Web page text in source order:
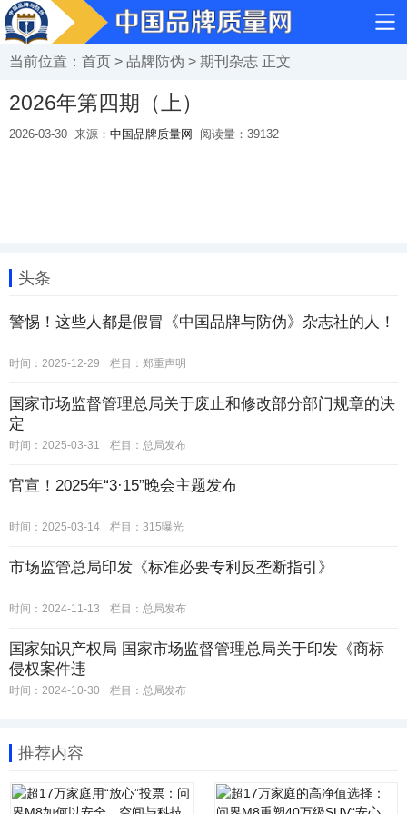
当前位置： 首页 > 品牌防伪 > 期刊杂志 正文
2026年第四期（上）
2026-03-30 来源： 中国品牌质量网 阅读量： 39132
头条
警惕！这些人都是假冒《中国品牌与防伪》杂志社的人！
时间：2025-12-29 栏目： 郑重声明
国家市场监督管理总局关于废止和修改部分部门规章的决
定
时间：2025-03-31 栏目： 总局发布
官宣！2025年“3·15”晚会主题发布
时间：2025-03-14 栏目： 315曝光
市场监管总局印发《标准必要专利反垄断指引》
时间：2024-11-13 栏目： 总局发布
国家知识产权局 国家市场监督管理总局关于印发《商标
侵权案件违
时间：2024-10-30 栏目： 总局发布
推荐内容